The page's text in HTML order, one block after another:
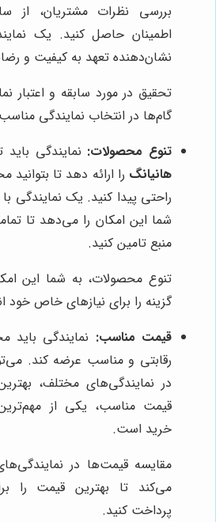
بررسی نظرات مشتریان، از
اطمینان حاصل کنید. یک
نشان‌دهنده تعهد به کیفیت و
تحقیق در مورد سابقه و اعتبار
گام‌ها در انتخاب نمایندگی
تنوع محصولات: نمایندگی
هانیانگ را ارائه دهد تا
راحتی پیدا کنید. یک نمایندگی
شما این امکان را می‌دهد تا
منبع تامین کنید.
تنوع محصولات، به شما این
گزینه را برای نیازهای خاص خود
قیمت مناسب: نمایندگی باید
رقابتی و مناسب عرضه کند.
در نمایندگی‌های مختلف،
قیمت مناسب، یکی از
خرید است.
مقایسه قیمت‌ها در
می‌کند تا بهترین قیمت را
پرداخت کنید.